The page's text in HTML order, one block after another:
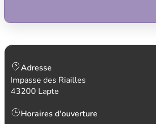
Adresse
Impasse des Riailles
43200 Lapte
Horaires d'ouverture